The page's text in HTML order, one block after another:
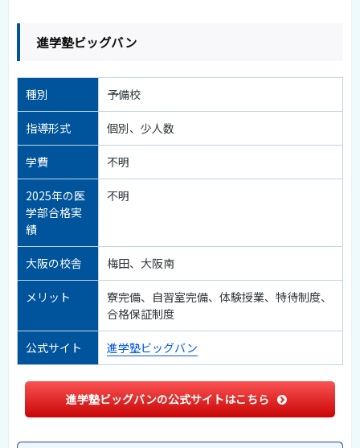
進学塾ビッグバン
種別 予備校
指導形式 個別、少人数
学費 不明
2025年の医
学部合格実
績
不明
大阪の校舎 梅田、大阪南
メリット
寮完備、自習室完備、体験授業、特待制度、
合格保証制度
公式サイト 進学塾ビッグバン
進学塾ビッグバンの公式サイトはこちら